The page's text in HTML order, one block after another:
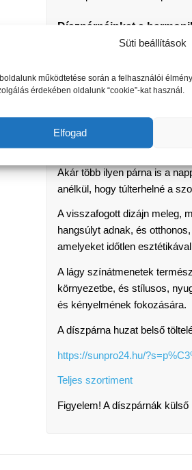
Süti beállítások
működtetése során a felhasználói
érdekében oldalunk “cookie”-kat használ.
Elfogad
Díszpárnáinkat a
otthonosságot hozva
Tökéletes a stílus
Kényelmet biztosítanak, és
vagy ágy stílusos
Tökéletes kiegészítője a
Sokoldalú társ, amely
nappalijának.
Akár több ilyen párna is a
anélkül, hogy túlterhelné a
A visszafogott dizájn meleg,
hangsúlyt adnak, és
amelyeket időtlen
A lágy színátmenetek
környezetbe, és stílusos,
és kényelmének fokozására.
A díszpárna huzat belső
https://sunpro24.hu/
Teljes szortiment
Figyelem! A díszpárnák